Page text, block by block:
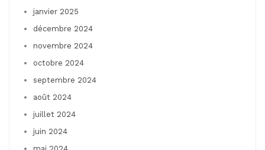
janvier 2025
décembre 2024
novembre 2024
octobre 2024
septembre 2024
août 2024
juillet 2024
juin 2024